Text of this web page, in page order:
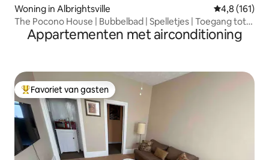
Woning in Albrightsville Gemiddelde
4,8 (161)
The Pocono House | Bubbelbad | Spelletjes | Toegang tot
het meer
Appartementen met airconditioning
Topfavoriet van gasten
Favoriet van gasten